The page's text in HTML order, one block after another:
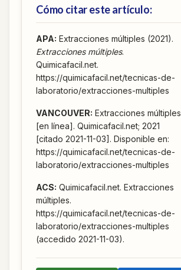
Cómo citar este artículo:
APA: Extracciones múltiples (2021).
Extracciones múltiples.
Quimicafacil.net.
https://quimicafacil.net/tecnicas-de-
laboratorio/extracciones-multiples
VANCOUVER: Extracciones múltiples
[en línea]. Quimicafacil.net; 2021
[citado 2021-11-03]. Disponible en:
https://quimicafacil.net/tecnicas-de-
laboratorio/extracciones-multiples
ACS: Quimicafacil.net. Extracciones
múltiples.
https://quimicafacil.net/tecnicas-de-
laboratorio/extracciones-multiples
(accedido 2021-11-03).